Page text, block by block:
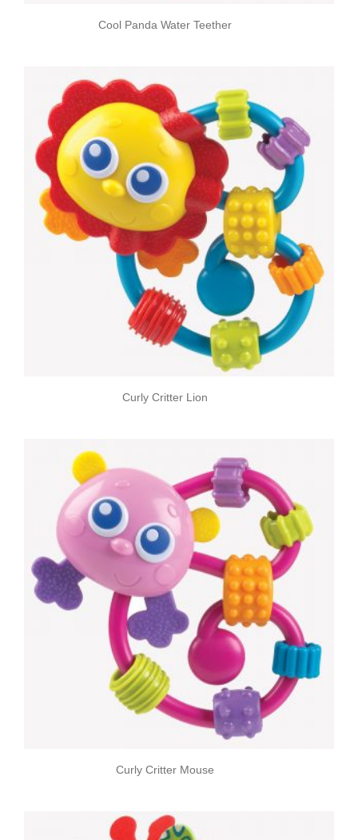
Cool Panda Water Teether
Curly Critter Lion
Curly Critter Mouse